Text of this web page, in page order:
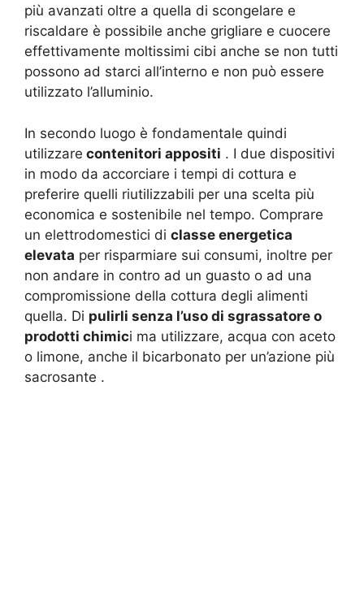
più avanzati oltre a quella di scongelare e
riscaldare è possibile anche grigliare e cuocere
effettivamente moltissimi cibi anche se non tutti
possono ad starci all’interno e non può essere
utilizzato l’alluminio.
In secondo luogo è fondamentale quindi
utilizzare contenitori appositi . I due dispositivi
in modo da accorciare i tempi di cottura e
preferire quelli riutilizzabili per una scelta più
economica e sostenibile nel tempo. Comprare
un elettrodomestici di classe energetica
elevata per risparmiare sui consumi, inoltre per
non andare in contro ad un guasto o ad una
compromissione della cottura degli alimenti
quella. Di pulirli senza l’uso di sgrassatore o
prodotti chimici ma utilizzare, acqua con aceto
o limone, anche il bicarbonato per un’azione più
sacrosante .